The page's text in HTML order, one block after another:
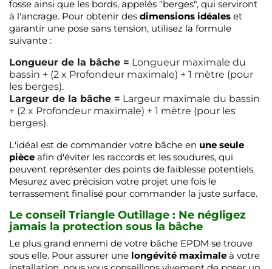
fosse ainsi que les bords, appelés "berges", qui serviront
à l'ancrage. Pour obtenir des dimensions idéales et
garantir une pose sans tension, utilisez la formule
suivante :
Longueur de la bâche = Longueur maximale du
bassin + (2 x Profondeur maximale) + 1 mètre (pour
les berges).
Largeur de la bâche = Largeur maximale du bassin
+ (2 x Profondeur maximale) + 1 mètre (pour les
berges).
L'idéal est de commander votre bâche en une seule
pièce afin d'éviter les raccords et les soudures, qui
peuvent représenter des points de faiblesse potentiels.
Mesurez avec précision votre projet une fois le
terrassement finalisé pour commander la juste surface.
Le conseil Triangle Outillage : Ne négligez
jamais la protection sous la bâche
Le plus grand ennemi de votre bâche EPDM se trouve
sous elle. Pour assurer une longévité maximale à votre